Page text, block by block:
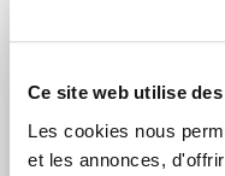
Ce site web utilise
Les cookies nous
et les annonces,
Je consens à
* Please note that
communication